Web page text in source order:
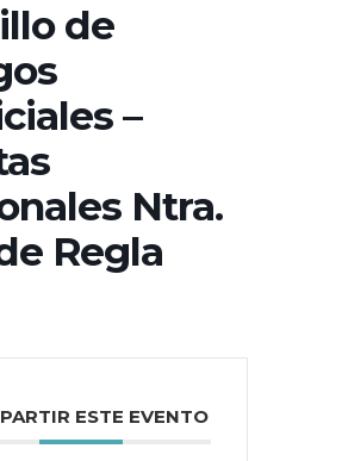
de
–
Ntra.
Regla
ESTE EVENTO